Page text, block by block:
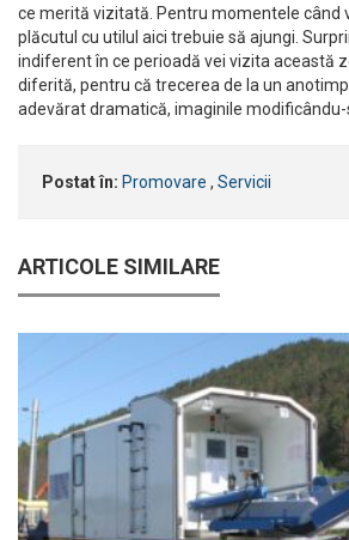
ce merită vizitată. Pentru momentele când
plăcutul cu utilul aici trebuie să ajungi.
indiferent în ce perioadă vei vizita această
diferită, pentru că trecerea de la un
adevărat dramatică, imaginile modificându-
Postat în: Promovare , Servicii
ARTICOLE SIMILARE